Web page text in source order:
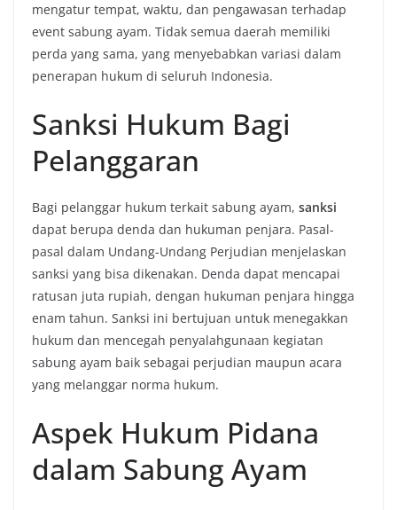
mengatur tempat, waktu, dan pengawasan terhadap
event sabung ayam. Tidak semua daerah memiliki
perda yang sama, yang menyebabkan variasi dalam
penerapan hukum di seluruh Indonesia.
Sanksi Hukum Bagi
Pelanggaran
Bagi pelanggar hukum terkait sabung ayam, sanksi
dapat berupa denda dan hukuman penjara. Pasal-
pasal dalam Undang-Undang Perjudian menjelaskan
sanksi yang bisa dikenakan. Denda dapat mencapai
ratusan juta rupiah, dengan hukuman penjara hingga
enam tahun. Sanksi ini bertujuan untuk menegakkan
hukum dan mencegah penyalahgunaan kegiatan
sabung ayam baik sebagai perjudian maupun acara
yang melanggar norma hukum.
Aspek Hukum Pidana
dalam Sabung Ayam